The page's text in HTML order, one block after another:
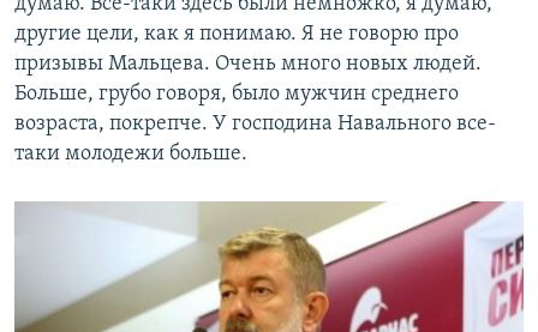
думаю. Все-таки здесь были немножко, я думаю,
другие цели, как я понимаю. Я не говорю про
призывы Мальцева. Очень много новых людей.
Больше, грубо говоря, было мужчин среднего
возраста, покрепче. У господина Навального все-
таки молодежи больше.